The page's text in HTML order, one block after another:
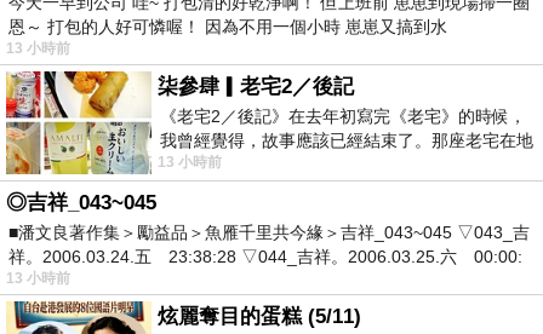
恩～ 打包的人好可憐喔！ 因為不用一個小時 崽崽又搞到水
13 小時前
柒參肆▎老宅2／後記
《老宅2／後記》在去年初寫完《老宅》的時候，
我曾經覺得，故事應該已經結束了。那座老宅在地
震中倒塌，七個人終於離開那片黑暗，
13 小時前
◎吉祥_043~045
■潘文良著作集＞勵益品＞魚雁千里共今緣＞吉祥_043~045 ▽043_吉
祥。2006.03.24.五 23:38:28 ▽044_吉祥。2006.03.25.六 00:00:
13 小時前
炫麗奪目的蛋糕 (5/11)